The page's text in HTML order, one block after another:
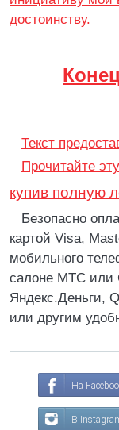
достоинству.
Текст
Прочитайте
купив полную
Безопасно
картой Visa,
мобильного
салоне МТС или
Яндекс.Деньги,
или другим
На
В